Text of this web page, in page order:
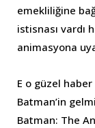
emekliliğine
istisnası vardı
animasyona
E o güzel
Batman’in
Batman: The